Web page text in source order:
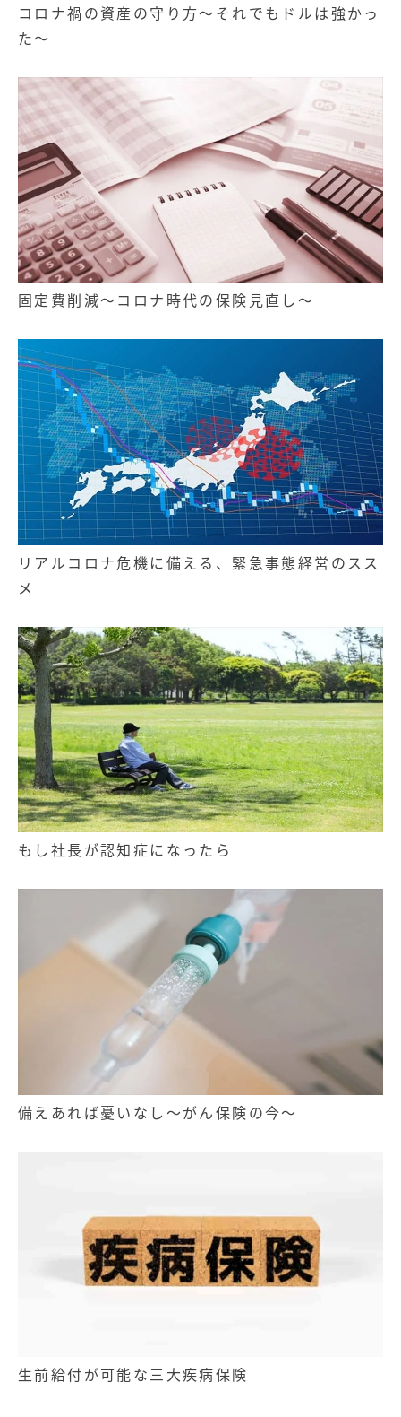
コロナ禍の資産の守り方～それでもドルは強かっ
た～
固定費削減～コロナ時代の保険見直し～
リアルコロナ危機に備える、緊急事態経営のスス
メ
もし社長が認知症になったら
備えあれば憂いなし～がん保険の今～
生前給付が可能な三大疾病保険